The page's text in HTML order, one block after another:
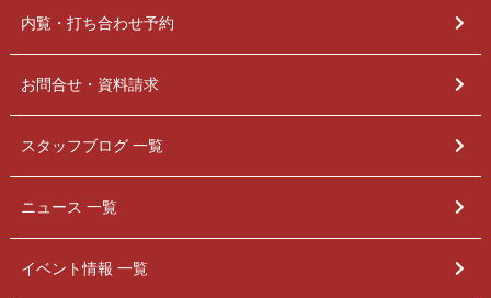
内覧・打ち合わせ予約
お問合せ・資料請求
スタッフブログ 一覧
ニュース 一覧
イベント情報 一覧